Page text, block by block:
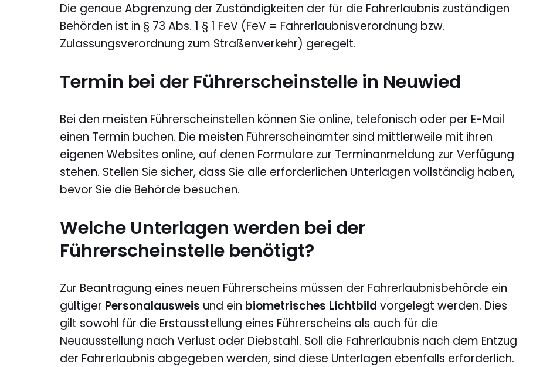
Die genaue Abgrenzung der Zuständigkeiten der für die Fahrerlaubnis zuständigen
Behörden ist in § 73 Abs. 1 § 1 FeV (FeV = Fahrerlaubnisverordnung bzw.
Zulassungsverordnung zum Straßenverkehr) geregelt.
Termin bei der Führerscheinstelle in Neuwied
Bei den meisten Führerscheinstellen können Sie online, telefonisch oder per E-Mail
einen Termin buchen. Die meisten Führerscheinämter sind mittlerweile mit ihren
eigenen Websites online, auf denen Formulare zur Terminanmeldung zur Verfügung
stehen. Stellen Sie sicher, dass Sie alle erforderlichen Unterlagen vollständig haben,
bevor Sie die Behörde besuchen.
Welche Unterlagen werden bei der
Führerscheinstelle benötigt?
Zur Beantragung eines neuen Führerscheins müssen der Fahrerlaubnisbehörde ein
gültiger Personalausweis und ein biometrisches Lichtbild vorgelegt werden. Dies
gilt sowohl für die Erstausstellung eines Führerscheins als auch für die
Neuausstellung nach Verlust oder Diebstahl. Soll die Fahrerlaubnis nach dem Entzug
der Fahrerlaubnis abgegeben werden, sind diese Unterlagen ebenfalls erforderlich.